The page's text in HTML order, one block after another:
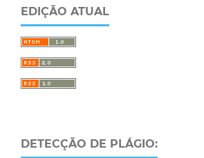
EDIÇÃO ATUAL
DETECÇÃO DE PLÁGIO: